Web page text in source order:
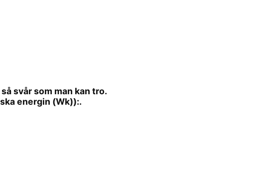
svår som man kan tro.
energin (Wk)):.